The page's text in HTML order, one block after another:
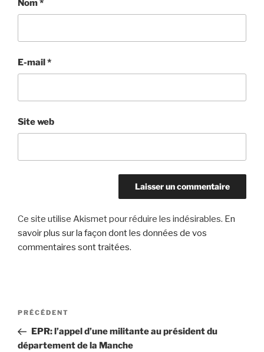
Nom*
E-mail*
Site web
Ce site utilise Akismet pour réduire les indésirables. En
savoir plus sur la façon dont les données de vos
commentaires sont traitées.
Navigation
l’article
Article
précédent
PRÉCÉDENT
EPR: l’appel d’une militante au président du
département de la Manche